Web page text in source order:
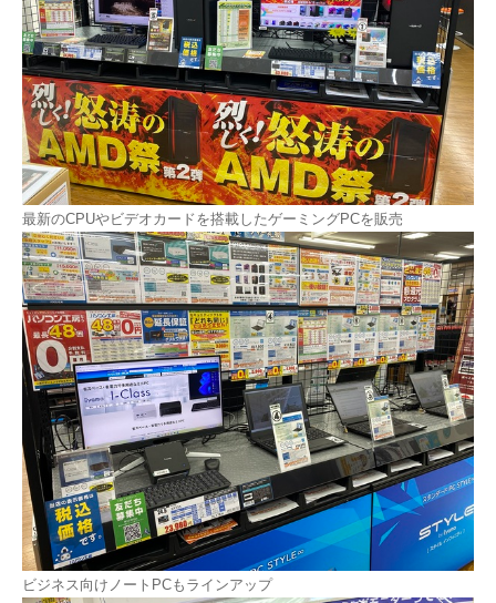
最新のCPUやビデオカードを搭載したゲーミングPCを販売
ビジネス向けノートPCもラインアップ